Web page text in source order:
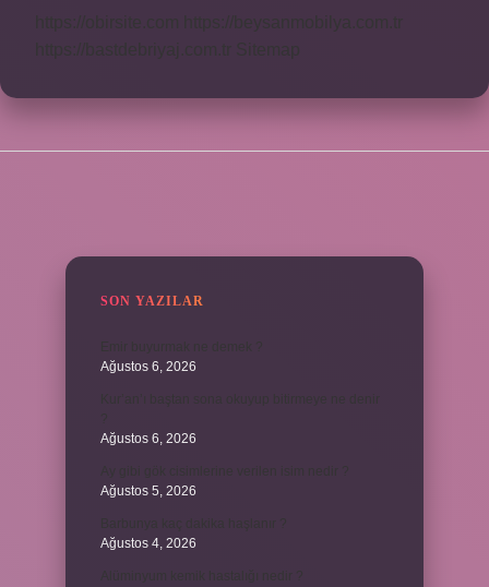
SON YAZILAR
Ağustos 6, 2026
Ağustos 6, 2026
Ağustos 5, 2026
Ağustos 4, 2026